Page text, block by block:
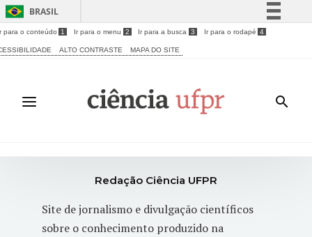
BRASIL
Simplifique!
Acesso à informação
Legislação
para o conteúdo 1 Ir para o menu 2 Ir para a busca 3 Ir para o rodapé 4
ALTO CONTRASTE MAPA DO SITE
Redação Ciência UFPR
Site de jornalismo e divulgação científicos
sobre o conhecimento produzido na